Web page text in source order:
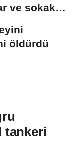
ve sokak
öldürdü
tankeri